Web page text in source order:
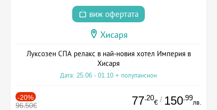
виж офертата
Хисаря
Луксозен СПА релакс в най-новия хотел Империя в
Хисаря
Дата: 25.06 - 01.10 + полупансион
-20%
96.50€ 77.20
€ / 150.99
лв.